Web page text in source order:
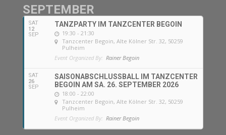
SEPTEMBER
SAT
12
SEP
TANZPARTY IM TANZCENTER BEGOIN
19:30 - 21:30
Tanzcenter Begoin, Alte Kölner Str. 32, 50259
Pulheim
Event Organized By: Rainer Begoin
SAT
26
SEP
SAISONABSCHLUSSBALL IM TANZCENTER
BEGOIN AM SA. 26. SEPTEMBER 2026
18:00 - 22:00
Tanzcenter Begoin, Alte Kölner Str. 32, 50259
Pulheim
Event Organized By: Rainer Begoin